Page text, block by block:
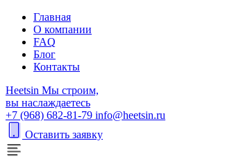
Главная
О компании
FAQ
Блог
Контакты
Heetsin Мы строим,
вы наслаждаетесь
+7 (968) 682-81-79 info@heetsin.ru
Оставить заявку